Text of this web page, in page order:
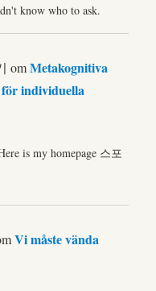
know who to ask.
omMetakognitiva
för individuella
is my homepage 스포
Vi måste vända